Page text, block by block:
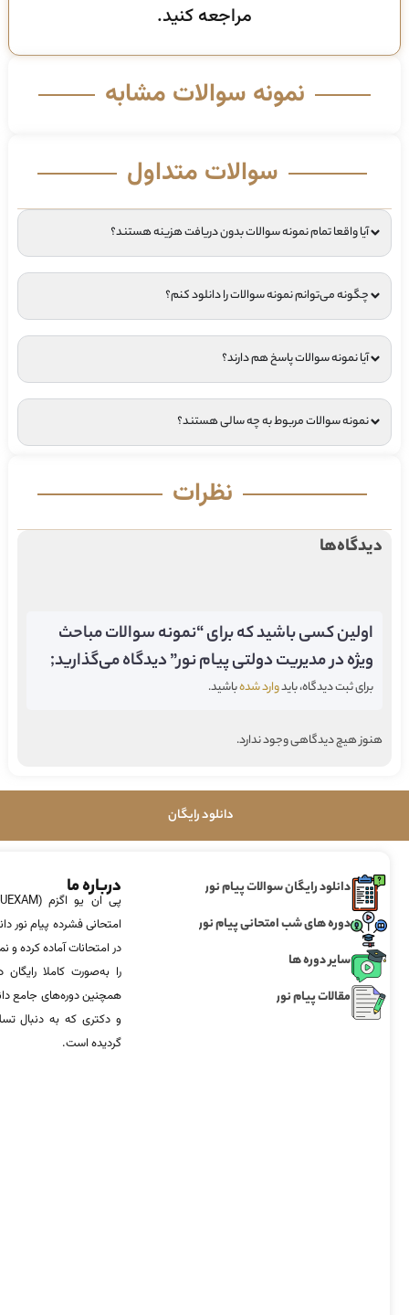
مراجعه کنید.
نمونه سوالات مشابه
سوالات متداول
آیا واقعا تمام نمونه سوالات بدون دریافت هزینه هستند؟
چگونه می‌توانم نمونه سوالات را دانلود کنم؟
آیا نمونه سوالات پاسخ هم دارند؟
نمونه سوالات مربوط به چه سالی هستند؟
نظرات
دیدگاه‌ها
اولین کسی باشید که برای “نمونه سوالات مباحث
ویژه در مدیریت دولتی پیام نور” دیدگاه می‌گذارید;
برای ثبت دیدگاه، بایدوارد شدهباشید.
هنوز هیچ دیدگاهی وجود ندارد.
دانلود رایگان
دانلود رایگان سوالات پیام نور
دوره های شب امتحانی پیام نور
سایر دوره ها
مقالات پیام نور
درباره ما
امتحانی فشرده پیام نور
در امتحانات آماده‌ کرده
را به‌صورت کاملا
همچنین دوره‌های جامع
و دکتری که به دنبال
گردیده است.